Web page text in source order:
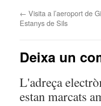
← Visita a l’aeroport de
Estanys de Sils
Deixa un
L'adreça
estan marcats